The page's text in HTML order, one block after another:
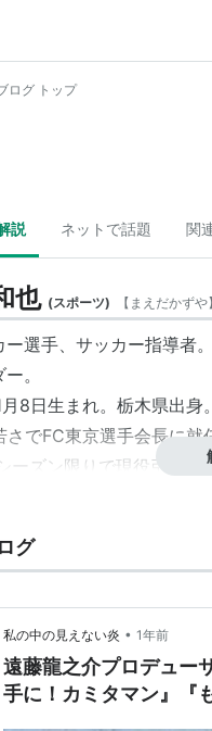
ログ トップ
説 ネットで話題 関
也 (スポーツ) 【 まえだかずや】
ー選手、サッカー指導者
。
8日生まれ。栃木県出身
さでFC東京選手会長に就
ーズン限りで現役引退。
京
グ
私の中の見えない炎 • 1年前
遠藤龍之介プロデュー
手に！カミタマン』『